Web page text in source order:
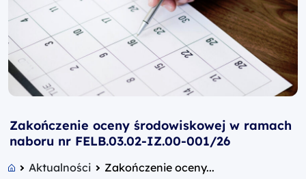
Zakończenie oceny środowiskowej w ramach
naboru nr FELB.03.02-IZ.00-001/26
Aktualności Zakończenie oceny...